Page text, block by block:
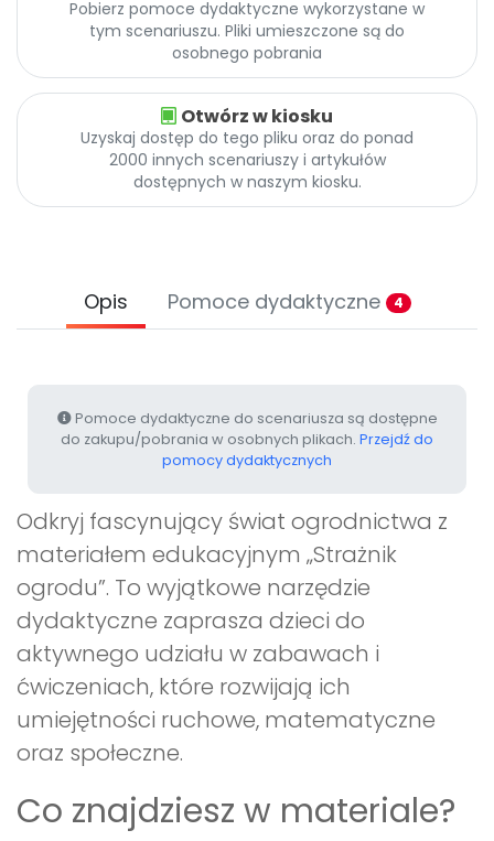
Archiwalne numery
Promocje
Pobierz pomoce dydaktyczne wykorzystane w
tym scenariuszu. Pliki umieszczone są do
osobnego pobrania
Otwórz w kiosku
Uzyskaj dostęp do tego pliku oraz do ponad
2000 innych scenariuszy i artykułów
dostępnych w naszym kiosku.
Opis Pomoce dydaktyczne 4
Pomoce dydaktyczne do scenariusza są dostępne
do zakupu/pobrania w osobnych plikach. Przejdź do
pomocy dydaktycznych
Odkryj fascynujący świat ogrodnictwa z
materiałem edukacyjnym „Strażnik
ogrodu”. To wyjątkowe narzędzie
dydaktyczne zaprasza dzieci do
aktywnego udziału w zabawach i
ćwiczeniach, które rozwijają ich
umiejętności ruchowe, matematyczne
oraz społeczne.
Co znajdziesz w materiale?